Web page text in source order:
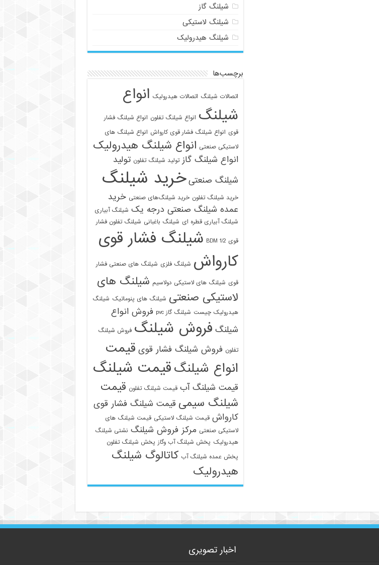
شیلنگ گاز
شیلنگ لاستیکی
شیلنگ هیدرولیک
برچسب‌ها
اتصالات شیلنگ اتصالات هیدرولیک انواع
شیلنگ انواع شیلنگ تفلون انواع شیلنگ فشار
قوی انواع شیلنگ فشار قوی کارواش انواع شیلنگ های
لاستیکی صنعتی انواع شیلنگ هیدرولیک
انواع شیلنگ گاز تولید شیلنگ تفلون تولید
شیلنگ صنعتی خرید شیلنگ
خرید شیلنگ تفلون خرید شیلنگ‌های صنعتی خرید
عمده شیلنگ صنعتی درجه یک شیلنگ آبیاری
شیلنگ آبیاری قطره ای شیلنگ باغبانی شیلنگ تفلون فشار
قوی 1/2 BDM
شیلنگ فشار قوی
کارواش شیلنگ فلزی شیلنگ های صنعتی فشار
قوی شیلنگ های لاستیکی دولاسیم شیلنگ های
لاستیکی صنعتی شیلنگ های پنوماتیک شیلنگ
هیدرولیک چیست شیلنگ گاز pvc
فروش انواع
شیلنگ فروش شیلنگ فروش شیلنگ
تفلون فروش شیلنگ فشار قوی قیمت
انواع شیلنگقیمت شیلنگ
قیمت شیلنگ آب قیمت شیلنگ تفلون قیمت
شیلنگ سیمی قیمت شیلنگ فشار قوی
کارواش قیمت شیلنگ لاستیکی قیمت شیلنگ های
لاستیکی صنعتی مرکز فروش شیلنگ نشتی شیلنگ
هیدرولیک پخش شیلنگ آب وگاز پخش شیلنگ تفلون
پخش عمده شیلنگ آب کاتالوگ شیلنگ
هیدرولیک
اخبار تصویری